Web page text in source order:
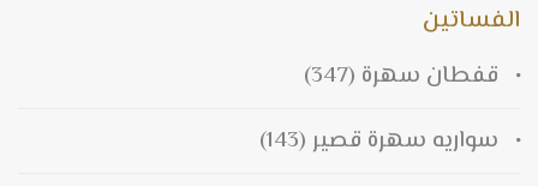
الفساتين
قفطان سهرة (347)
سواريه سهرة قصير (143)